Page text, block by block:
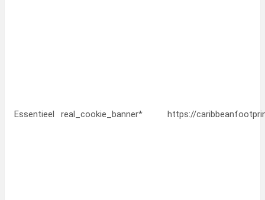
Essentieel real_cookie_banner* https://